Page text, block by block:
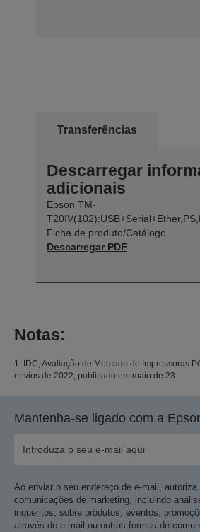
Transferências
Descarregar
adicionais
Epson TM-
Ficha de produto/Catálogo
Descarregar PDF
Notas:
1. IDC, Avaliação de Mercado de Impressoras
envios de 2022, publicado em maio de 23
Mantenha-se ligado com a
Ao enviar o seu endereço de e-mail,
comunicações de marketing, incluindo
inquéritos, sobre produtos, eventos,
através de e-mail ou outras formas de